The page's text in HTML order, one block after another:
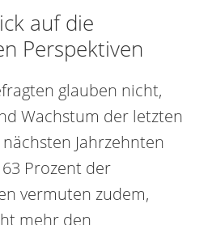
auf die
Perspektiven
glauben nicht,
Wachstum der letzten
Jahrzehnten
Prozent der
vermuten zudem,
mehr den